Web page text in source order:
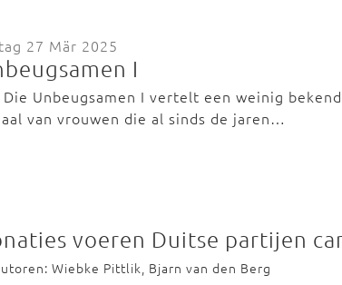
27 Mär 2025
I
Unbeugsamen I vertelt een weinig
van vrouwen die al sinds de jaren…
voeren Duitse partijen
Wiebke Pittlik, Bjarn van den Berg